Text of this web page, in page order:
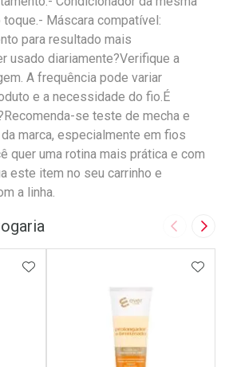
toque.- Máscara compatível:
para resultado mais
usado diariamente?Verifique a
A frequência pode variar
e a necessidade do fio.É
se teste de mecha e
marca, especialmente em fios
quer uma rotina mais prática e com
este item no seu carrinho e
a linha.
Imagem
ADICIONAR AOS FAVORITOS